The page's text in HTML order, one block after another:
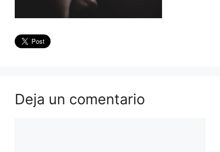
Deja un comentario